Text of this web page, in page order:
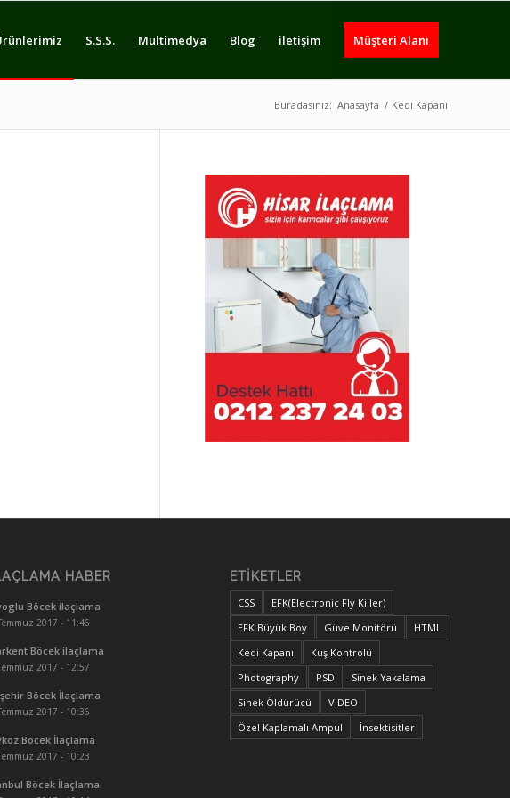
S.S.S. Multimedya Blog iletişim Müşteri Alanı
Buradasınız: Anasayfa / Kedi Kapanı
HABER
Böcek ilaçlama
2017 - 11:46
Böcek ilaçlama
2017 - 12:57
Böcek İlaçlama
2017 - 10:36
Böcek İlaçlama
2017 - 10:23
Böcek İlaçlama
ETIKETLER
CSS
EFK(Electronic Fly Killer)
EFK Büyük Boy
Güve Monitörü
HTML
Kedi Kapanı
Kuş Kontrolü
Photography
PSD
Sinek Yakalama
Sinek Öldürücü
VIDEO
Özel Kaplamalı Ampul
İnsektisitler